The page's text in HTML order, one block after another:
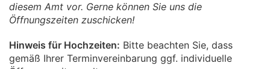
diesem Amt vor. Gerne können Sie uns die
Öffnungszeiten zuschicken!
Hinweis für Hochzeiten: Bitte beachten Sie, dass
gemäß Ihrer Terminvereinbarung ggf. individuelle